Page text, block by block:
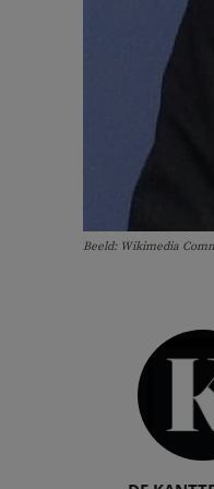
Beeld: Wikimedia